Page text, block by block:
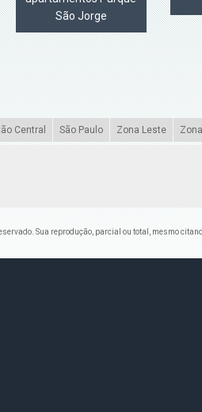
São Jorge
Central São Paulo Zona Leste
Sua reprodução, parcial ou total, mesmo